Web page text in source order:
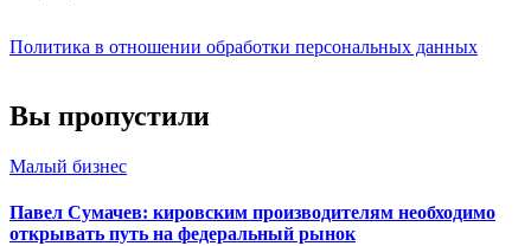
Политика в отношении обработки персональных данных
Вы пропустили
Малый бизнес
Павел Сумачев: кировским производителям необходимо
открывать путь на федеральный рынок